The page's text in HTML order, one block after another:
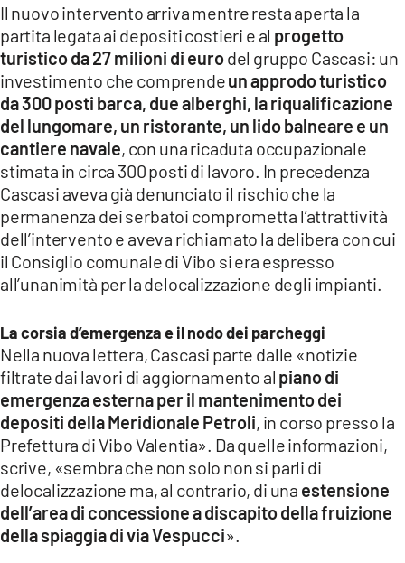
Il nuovo intervento arriva mentre resta aperta la
partita legata ai depositi costieri e al progetto
turistico da 27 milioni di eurodel gruppo Cascasi: un
investimento che comprendeun approdo turistico
da 300 posti barca, due alberghi, la riqualificazione
del lungomare, un ristorante, un lido balneare e un
cantiere navale, con una ricaduta occupazionale
stimata in circa 300 posti di lavoro. In precedenza
Cascasi aveva già denunciato il rischio che la
permanenza dei serbatoi comprometta l’attrattività
dell’intervento e aveva richiamato la delibera con cui
il Consiglio comunale di Vibo si era espresso
all’unanimità per la delocalizzazione degli impianti.
La corsia d’emergenza e il nodo dei parcheggi
Nella nuova lettera, Cascasi parte dalle «notizie
filtrate dai lavori di aggiornamento al piano di
emergenza esterna per il mantenimento dei
depositi della Meridionale Petroli, in corso presso la
Prefettura di Vibo Valentia». Da quelle informazioni,
scrive, «sembra che non solo non si parli di
delocalizzazione ma, al contrario, di una estensione
dell’area di concessione a discapito della fruizione
della spiaggia di via Vespucci».